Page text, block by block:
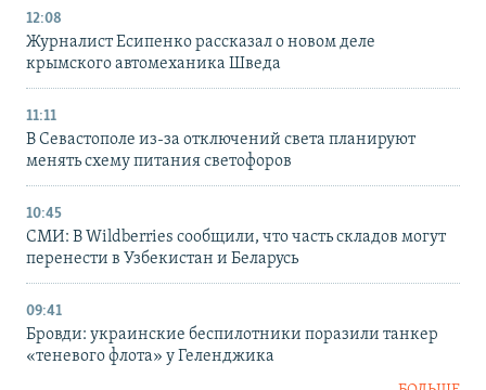
12:08
Журналист Есипенко рассказал о новом деле
крымского автомеханика Шведа
11:11
В Севастополе из-за отключений света планируют
менять схему питания светофоров
10:45
СМИ: В Wildberries сообщили, что часть складов могут
перенести в Узбекистан и Беларусь
09:41
Бровди: украинские беспилотники поразили танкер
«теневого флота» у Геленджика